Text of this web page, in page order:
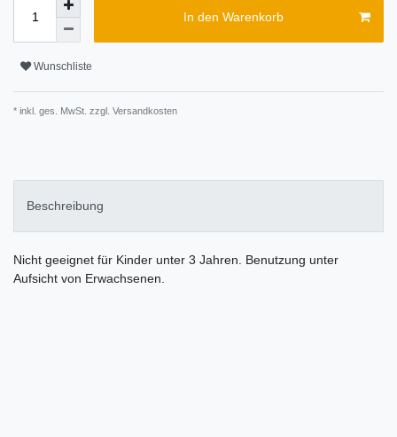
In den Warenkorb
Wunschliste
* inkl. ges. MwSt. zzgl. Versandkosten
Beschreibung
Nicht geeignet für Kinder unter 3 Jahren. Benutzung unter
Aufsicht von Erwachsenen.